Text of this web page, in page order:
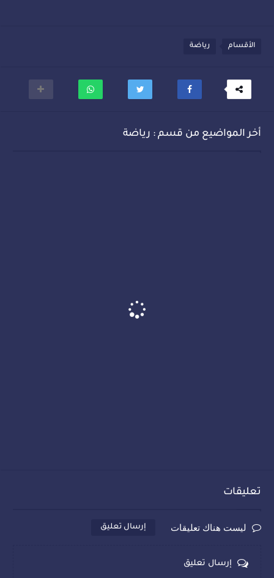
الأقسام رياضة
أخر المواضيع من قسم : رياضة
تعليقات
ليست هناك تعليقات إرسال تعليق
إرسال تعليق